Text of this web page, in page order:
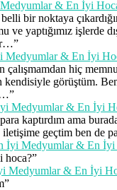
& En İyi
bir noktaya
ve yaptığımız işlerde
”
Medyumlar & En İyi
çalışmamdan hiç
kendisiyle görüştüm.
”
Medyumlar & En İyi
kaptırdım ama
iletişime geçtim ben de
İyi Medyumlar & En İyi
hoca?”
Medyumlar & En İyi
”